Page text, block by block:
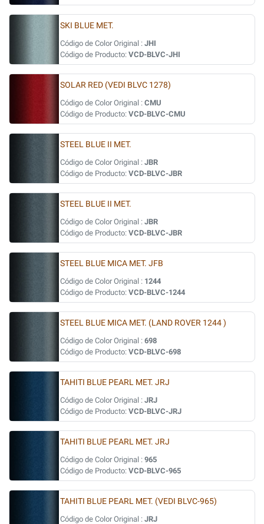
SKI BLUE MET.
Código de Color Original : JHI
Código de Producto: VCD-BLVC-JHI
SOLAR RED (VEDI BLVC 1278)
Código de Color Original : CMU
Código de Producto: VCD-BLVC-CMU
STEEL BLUE II MET.
Código de Color Original : JBR
Código de Producto: VCD-BLVC-JBR
STEEL BLUE II MET.
Código de Color Original : JBR
Código de Producto: VCD-BLVC-JBR
STEEL BLUE MICA MET. JFB
Código de Color Original : 1244
Código de Producto: VCD-BLVC-1244
STEEL BLUE MICA MET. (LAND ROVER 1244 )
Código de Color Original : 698
Código de Producto: VCD-BLVC-698
TAHITI BLUE PEARL MET. JRJ
Código de Color Original : JRJ
Código de Producto: VCD-BLVC-JRJ
TAHITI BLUE PEARL MET. JRJ
Código de Color Original : 965
Código de Producto: VCD-BLVC-965
TAHITI BLUE PEARL MET. (VEDI BLVC-965)
Código de Color Original : JRJ